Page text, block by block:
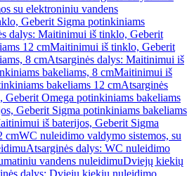
su elektroniniu vandens
Geberit Sigma potinkiniams
dalys: Maitinimui iš tinklo, Geberit
12 cmMaitinimui iš tinklo, Geberit
8 cmAtsarginės dalys: Maitinimui iš
bakeliams, 8 cmMaitinimui iš
bakeliams 12 cmAtsarginės
Omega potinkiniams bakeliams
Geberit Sigma potinkiniams bakeliams
iš baterijos, Geberit Sigma
cmWC nuleidimo valdymo sistemos, su
Atsarginės dalys: WC nuleidimo
vandens nuleidimuDviejų kiekių
dalys: Dviejų kiekių nuleidimo